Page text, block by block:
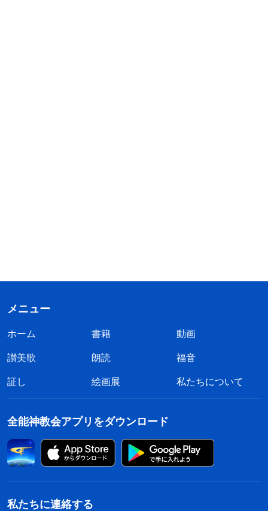
メニュー
ホーム 書籍
動画
讃美歌
朗読
福音
証し
絵画展 私たちについて
全能神教会アプリをダウンロード
私たちに連絡する